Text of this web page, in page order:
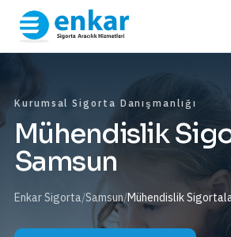
Kurumsal Sigorta Danışmanlığı
Mühendislik
Samsun
Enkar Sigorta/Samsun/Mühendislik